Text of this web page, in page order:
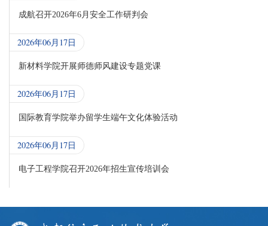
成航召开2026年6月安全工作研判会
2026年06月17日
新材料学院开展师德师风建设专题党课
2026年06月17日
国际教育学院举办留学生端午文化体验活动
2026年06月17日
电子工程学院召开2026年招生宣传培训会